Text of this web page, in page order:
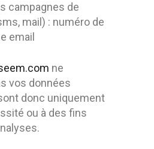
campagnes de
mail) : numéro de
email
ne
vos données
donc uniquement
ou à des fins